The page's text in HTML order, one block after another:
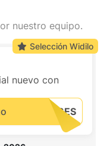
nuestro equipo.
nuevo con
Selección Widilo